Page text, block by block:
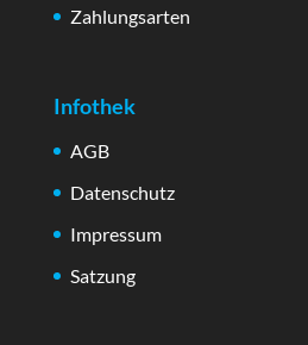
Zahlungsarten
Infothek
AGB
Datenschutz
Impressum
Satzung